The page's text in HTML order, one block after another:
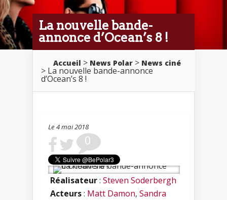
La nouvelle bande-
annonce d’Ocean’s 8 !
Accueil > News Polar > News ciné
> La nouvelle bande-annonce
d’Ocean’s 8 !
Le 4 mai 2018
0
Réalisateur: Steven Soderbergh
Acteurs: Matt Damon, Sandra